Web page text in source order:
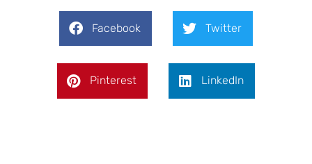
Facebook Twitter
Pinterest LinkedIn